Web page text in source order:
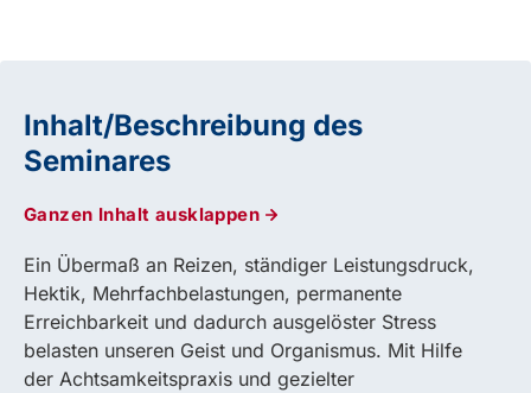
Inhalt/Beschreibung des
Seminares
Ganzen Inhalt ausklappen
Ein Übermaß an Reizen, ständiger Leistungsdruck,
Hektik, Mehrfachbelastungen, permanente
Erreichbarkeit und dadurch ausgelöster Stress
belasten unseren Geist und Organismus. Mit Hilfe
der Achtsamkeitspraxis und gezielter